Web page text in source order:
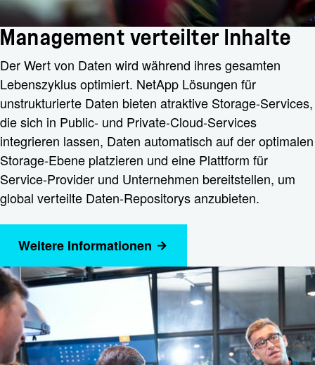
Management verteilter Inhalte
Der Wert von Daten wird während ihres gesamten
Lebenszyklus optimiert. NetApp Lösungen für
unstrukturierte Daten bieten atraktive Storage-Services,
die sich in Public- und Private-Cloud-Services
integrieren lassen, Daten automatisch auf der optimalen
Storage-Ebene platzieren und eine Plattform für
Service-Provider und Unternehmen bereitstellen, um
global verteilte Daten-Repositorys anzubieten.
Weitere Informationen